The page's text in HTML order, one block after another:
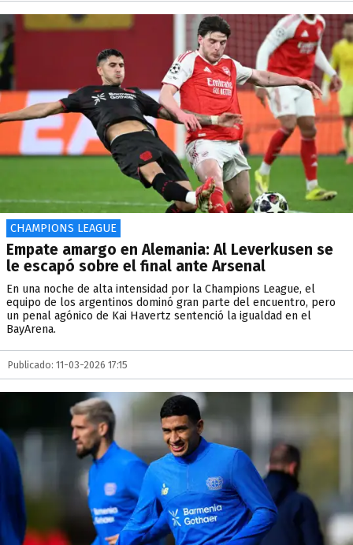
CHAMPIONS LEAGUE
Empate amargo en Alemania: Al Leverkusen se
le escapó sobre el final ante Arsenal
En una noche de alta intensidad por la Champions League, el
equipo de los argentinos dominó gran parte del encuentro, pero
un penal agónico de Kai Havertz sentenció la igualdad en el
BayArena.
Publicado: 11-03-2026 17:15